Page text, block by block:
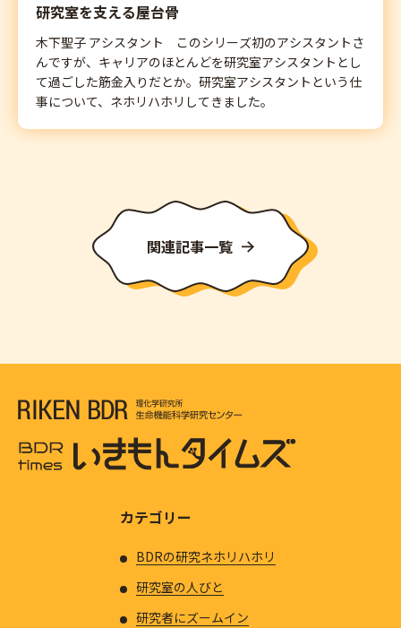
研究室を支える屋台骨
木下聖子 アシスタント このシリーズ初のアシスタントさ
んですが、キャリアのほとんどを研究室アシスタントとし
て過ごした筋金入りだとか。研究室アシスタントという仕
事について、ネホリハホリしてきました。
関連記事一覧
カテゴリー
BDRの研究ネホリハホリ
研究室の人びと
研究者にズームイン